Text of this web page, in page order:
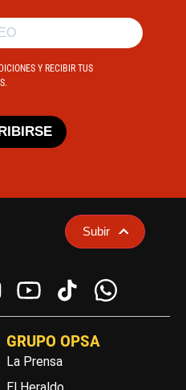
Y RECIBIR TUS
Subir
GRUPO OPSA
La Prensa
El Heraldo